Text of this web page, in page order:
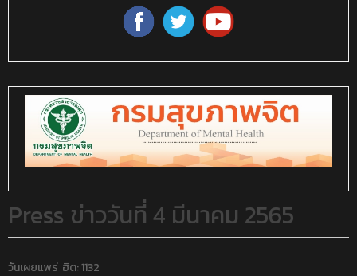
Press ข่าววันที่ 4 มีนาคม 2565
วันเผยแพร่ ฮิต: 1132